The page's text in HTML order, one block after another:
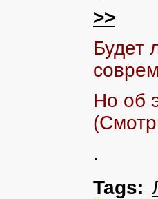
>>
Будет
Но об
(
.
Tags: